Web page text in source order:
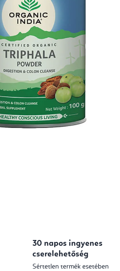
30 napos ingyenes
cserelehetőség
Sértetlen termék esetében